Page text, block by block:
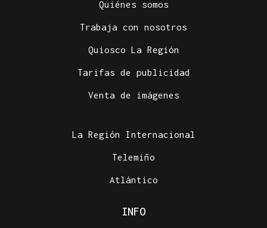
Quiénes somos
Trabaja con nosotros
Quiosco La Región
Tarifas de publicidad
Venta de imágenes
La Región Internacional
Telemiño
Atlántico
INFO